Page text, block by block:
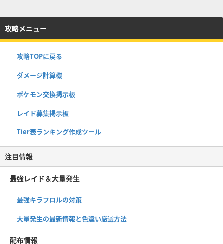
攻略メニュー
攻略TOPに戻る
ダメージ計算機
ポケモン交換掲示板
レイド募集掲示板
Tier表ランキング作成ツール
注目情報
最強レイド＆大量発生
最強キラフロルの対策
大量発生の最新情報と色違い厳選方法
配布情報